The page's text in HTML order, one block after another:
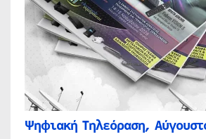
Ψηφιακή Τηλεόραση,